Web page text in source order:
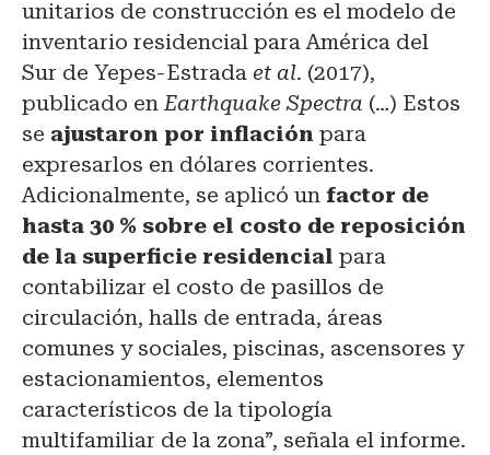
unitarios de construcción es el modelo de
inventario residencial para América del
Sur de Yepes-Estrada et al. (2017),
publicado enEarthquake Spectra (…) Estos
se ajustaron por inflación para
expresarlos en dólares corrientes.
Adicionalmente, se aplicó un factor de
hasta 30 % sobre el costo de reposición
de la superficie residencial para
contabilizar el costo de pasillos de
circulación, halls de entrada, áreas
comunes y sociales, piscinas, ascensores y
estacionamientos, elementos
característicos de la tipología
multifamiliar de la zona”, señala el informe.